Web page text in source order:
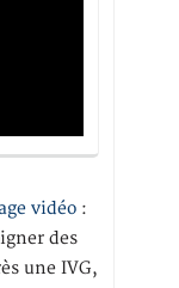
vidéo :
des
une IVG,